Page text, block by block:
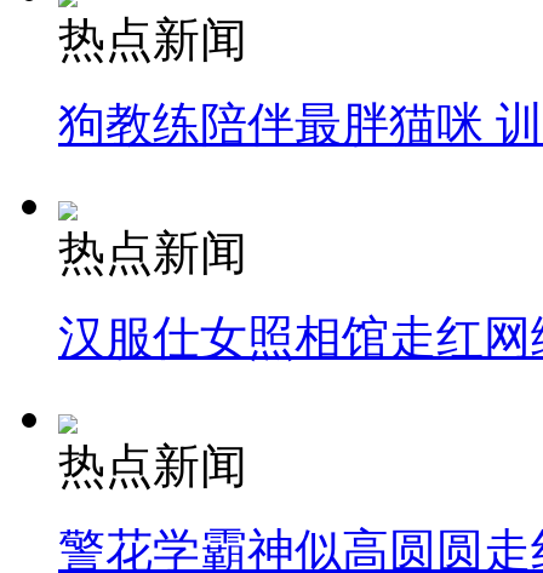
热点新闻
狗教练陪伴最胖猫咪
热点新闻
汉服仕女照相馆走红网
热点新闻
警花学霸神似高圆圆走